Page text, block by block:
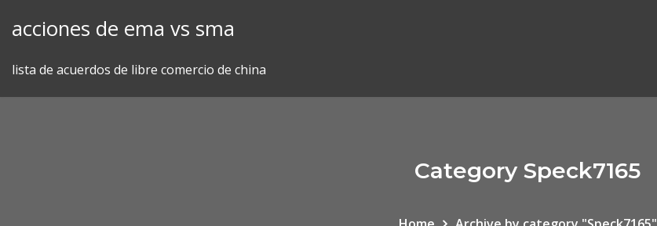
acciones de ema vs sma
lista de acuerdos de libre comercio de china
Category Speck7165